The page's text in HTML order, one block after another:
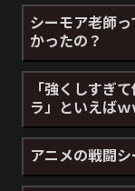
シーモア老師
かったの？
「強くしすぎ
ラ」といえば
アニメの戦闘